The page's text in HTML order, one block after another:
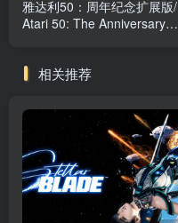
雅达利50：周年纪念扩展版/
Atari 50: The Anniversary
相关推荐